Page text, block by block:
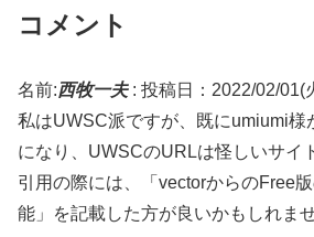
コメント
名前:西牧一夫: 投稿日：2022/02/01(
私はUWSC派ですが、既にumiumi様
になり、UWSCのURLは怪しいサイ
引用の際には、「vectorからのFree
能」を記載した方が良いかもしれませ